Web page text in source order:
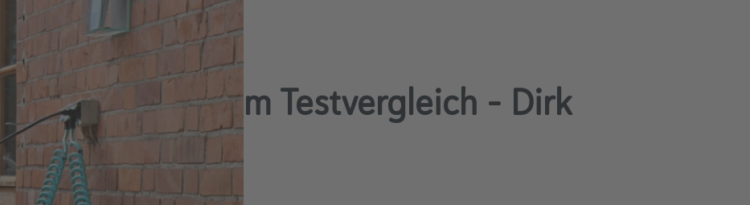
TK auf Rang 1 im Testvergleich – Dirk